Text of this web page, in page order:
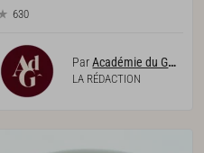
630
ParAcadémie du Goût
LA RÉDACTION